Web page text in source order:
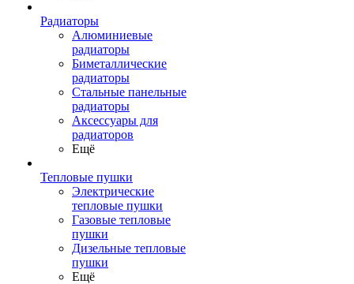
Радиаторы
Алюминиевые
радиаторы
Биметаллические
радиаторы
Стальные панельные
радиаторы
Аксессуары для
радиаторов
Ещё
Тепловые пушки
Электрические
тепловые пушки
Газовые тепловые
пушки
Дизельные тепловые
пушки
Ещё